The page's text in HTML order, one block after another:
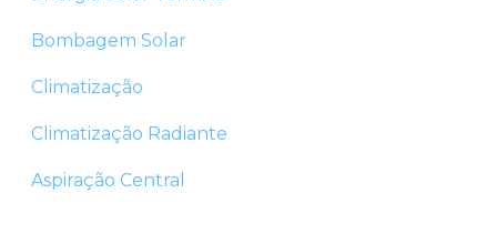
Bombagem Solar
Climatização
Climatização Radiante
Aspiração Central